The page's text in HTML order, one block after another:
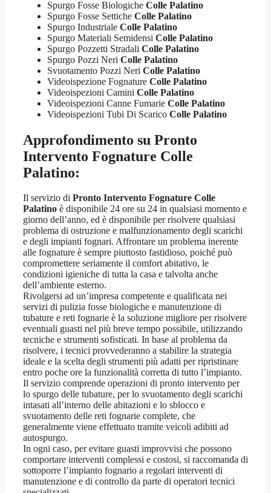
Spurgo Fosse Biologiche Colle Palatino
Spurgo Fosse Settiche Colle Palatino
Spurgo Industriale Colle Palatino
Spurgo Materiali Semidensi Colle Palatino
Spurgo Pozzetti Stradali Colle Palatino
Spurgo Pozzi Neri Colle Palatino
Svuotamento Pozzi Neri Colle Palatino
Videoispezione Fognature Colle Palatino
Videoispezioni Camini Colle Palatino
Videoispezioni Canne Fumarie Colle Palatino
Videoispezioni Tubi Di Scarico Colle Palatino
Approfondimento su Pronto
Intervento Fognature Colle
Palatino:
Il servizio di Pronto Intervento Fognature Colle
Palatino è disponibile 24 ore su 24 in qualsiasi momento e
giorno dell’anno, ed è disponibile per risolvere qualsiasi
problema di ostruzione e malfunzionamento degli scarichi
e degli impianti fognari. Affrontare un problema inerente
alle fognature è sempre piuttosto fastidioso, poiché può
compromettere seriamente il comfort abitativo, le
condizioni igieniche di tutta la casa e talvolta anche
dell’ambiente esterno.
Rivolgersi ad un’impresa competente e qualificata nei
servizi di pulizia fosse biologiche e manutenzione di
tubature e reti fognarie è la soluzione migliore per risolvere
eventuali guasti nel più breve tempo possibile, utilizzando
tecniche e strumenti sofisticati. In base al problema da
risolvere, i tecnici provvederanno a stabilire la strategia
ideale e la scelta degli strumenti più adatti per ripristinare
entro poche ore la funzionalità corretta di tutto l’impianto.
Il servizio comprende operazioni di pronto intervento per
lo spurgo delle tubature, per lo svuotamento degli scarichi
intasati all’interno delle abitazioni e lo sblocco e
svuotamento delle reti fognarie complete, che
generalmente viene effettuato tramite veicoli adibiti ad
autospurgo.
In ogni caso, per evitare guasti improvvisi che possono
comportare interventi complessi e costosi, si raccomanda di
sottoporre l’impianto fognario a regolari interventi di
manutenzione e di controllo da parte di operatori tecnici